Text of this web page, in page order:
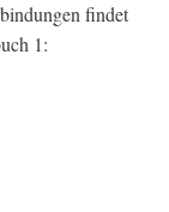
findet
1: